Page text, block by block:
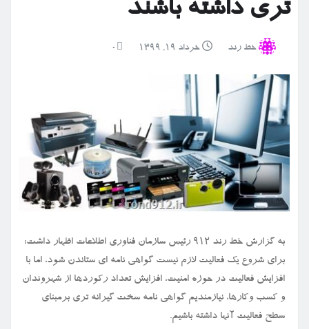
تری داشته باشند
خط رند خرداد ۱۹, ۱۳۹۹ 0
به گزارش خط رند ۹۱۲ رئیس سازمان فناوری اطلاعات اظهار داشت:
برای شروع یک فعالیت لازم نیست گواهی نامه ای ستاندن شود، اما با
افزایش فعالیت در حوزه امنیت، افزایش تعداد رکوردها از شهروندان
و کسب وکارها، نیازمندیم گواهی نامه سخت گیرانه تری برمبنای
سطح فعالیت آنها داشته باشیم.